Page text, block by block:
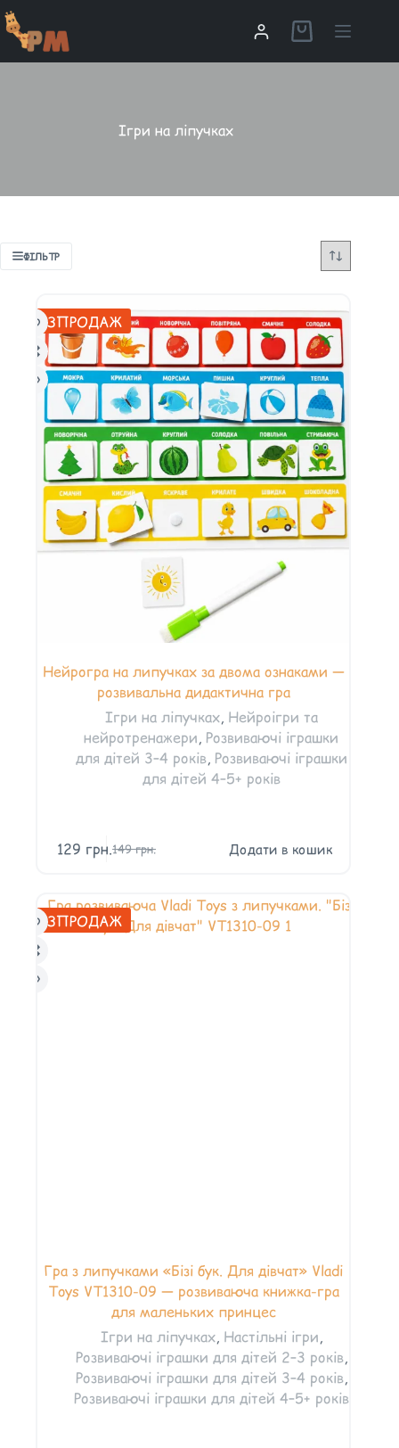
Ігри на ліпучках
ФІЛЬТР
РОЗПРОДАЖ
Нейрогра на липучках за двома ознаками —
розвивальна дидактична гра
Ігри на ліпучках, Нейроігри та
нейротренажери, Розвиваючі іграшки
для дітей 3–4 років, Розвиваючі іграшки
для дітей 4–5+ років
149грн.
129 грн. Додати в кошик
РОЗПРОДАЖ
Гра з липучками «Бізі бук. Для дівчат» Vladi
Toys VT1310-09 — розвиваюча книжка-гра
для маленьких принцес
Ігри на ліпучках, Настільні ігри,
Розвиваючі іграшки для дітей 2–3 років,
Розвиваючі іграшки для дітей 3–4 років,
Розвиваючі іграшки для дітей 4–5+ років